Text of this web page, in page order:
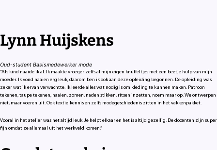
Lynn Huijskens
Oud-student Basismedewerker mode
“Als kind naaide ik al. Ik maakte vroeger zelfs al mijn eigen knuffeltjes met een beetje hulp van mijn
moeder. Ik vond naaien erg leuk, daarom ben ik ook aan deze opleiding begonnen. De opleiding was
zeker wat ik ervan verwachtte. Ik leerde alles wat nodig is om kleding te kunnen maken. Patroon
tekenen, taupe tekenen, naaien, zomen, naden stikken, ritsen inzetten, noem maar op. We ontwerpen
niet, maar voeren uit. Ook textielkennis en zelfs modegeschiedenis zitten in het vakkenpakket.
Vooral in het atelier was het altijd leuk. Je helpt elkaar en het is altijd gezellig. De docenten zijn super
fijn omdat ze allemaal uit het werkveld komen.”